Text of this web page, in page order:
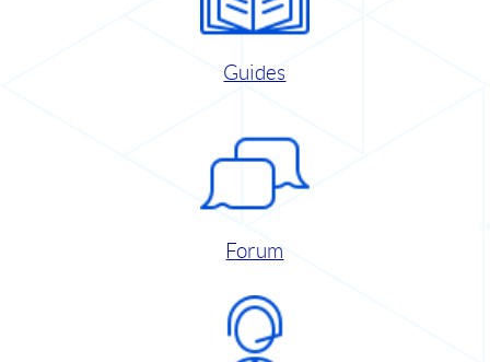
Guides
Forum